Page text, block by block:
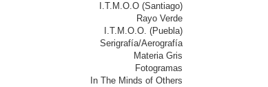
I.T.M.O.O (Santiago)
Rayo Verde
I.T.M.O.O. (Puebla)
Serigrafía/Aerografía
Materia Gris
Fotogramas
In The Minds of Others